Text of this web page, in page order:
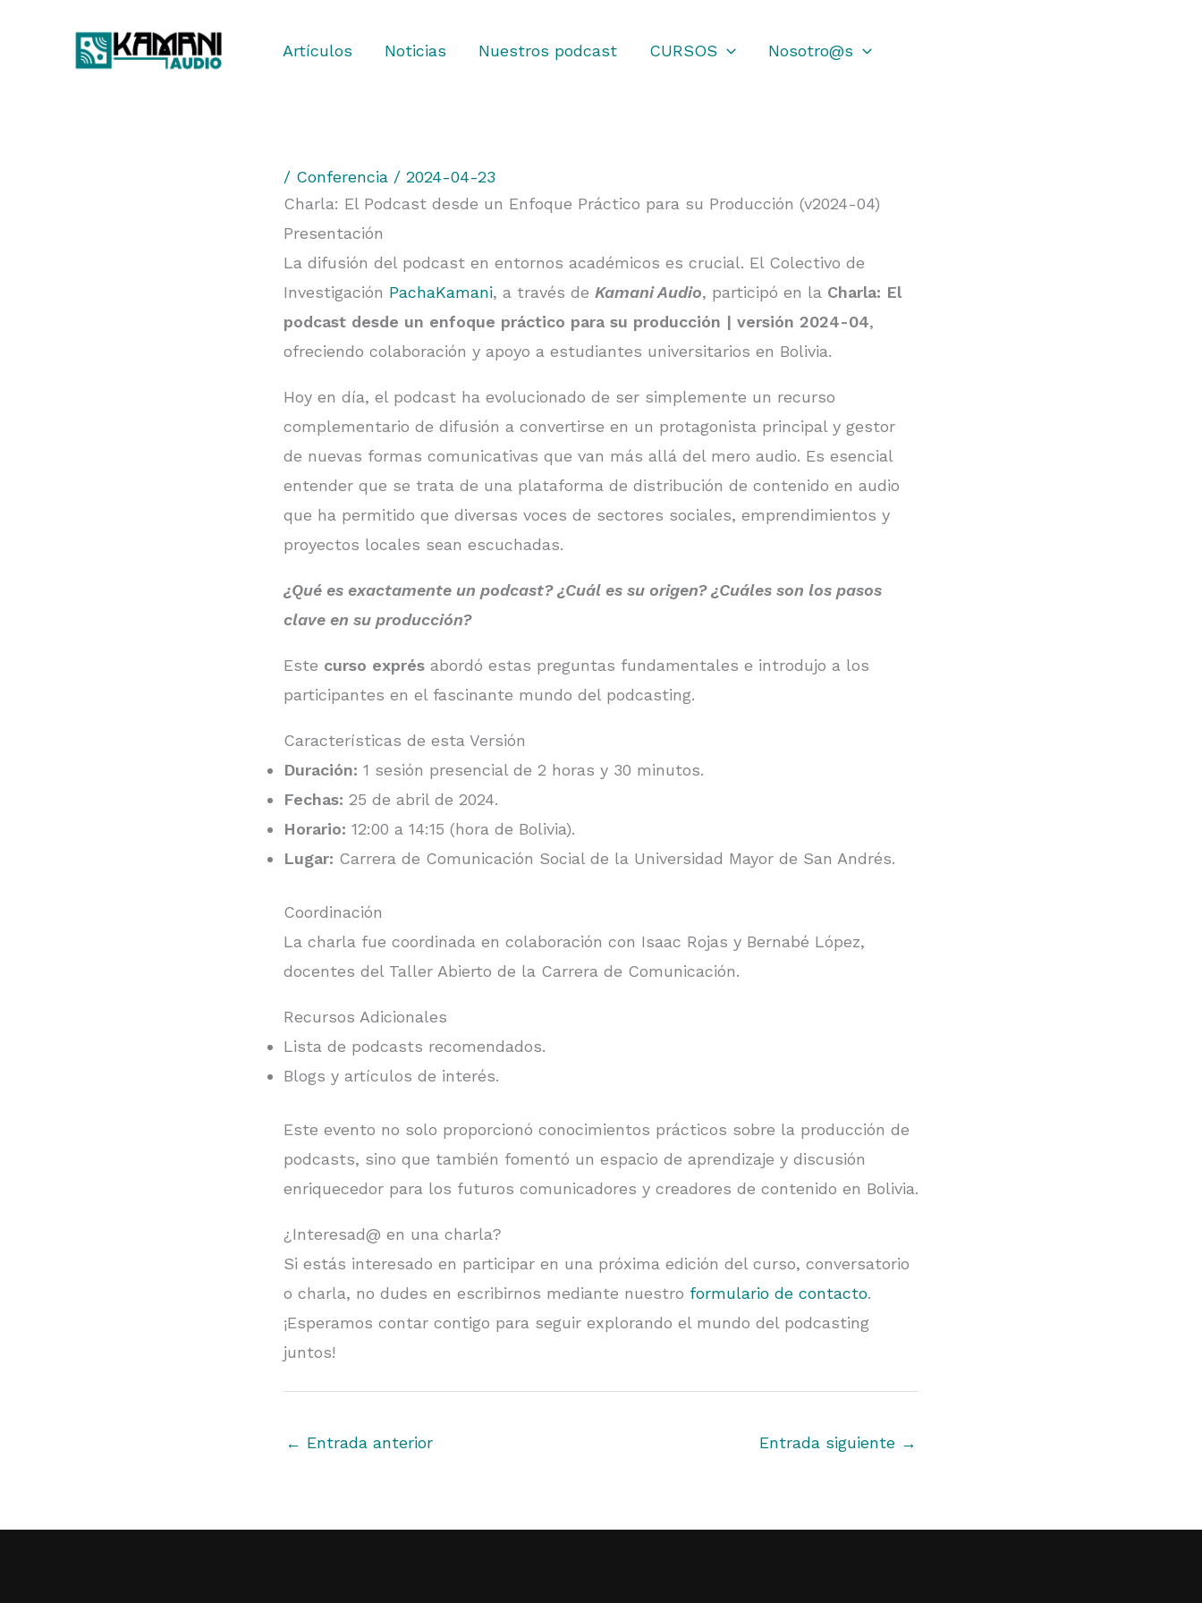
Artículos Noticias Nuestros podcast CURSOS Nosotro@s
/ Conferencia / 2024-04-23
Charla: El Podcast desde un Enfoque Práctico para su Producción (v2024-04)
Presentación
La difusión del podcast en entornos académicos es crucial. El Colectivo de
Investigación PachaKamani, a través de Kamani Audio, participó en la Charla: El
podcast desde un enfoque práctico para su producción | versión 2024-04,
ofreciendo colaboración y apoyo a estudiantes universitarios en Bolivia.
Hoy en día, el podcast ha evolucionado de ser simplemente un recurso
complementario de difusión a convertirse en un protagonista principal y gestor
de nuevas formas comunicativas que van más allá del mero audio. Es esencial
entender que se trata de una plataforma de distribución de contenido en audio
que ha permitido que diversas voces de sectores sociales, emprendimientos y
proyectos locales sean escuchadas.
¿Qué es exactamente un podcast? ¿Cuál es su origen? ¿Cuáles son los pasos
clave en su producción?
Este curso exprés abordó estas preguntas fundamentales e introdujo a los
participantes en el fascinante mundo del podcasting.
Características de esta Versión
Duración: 1 sesión presencial de 2 horas y 30 minutos.
Fechas: 25 de abril de 2024.
Horario: 12:00 a 14:15 (hora de Bolivia).
Lugar: Carrera de Comunicación Social de la Universidad Mayor de San Andrés.
Coordinación
La charla fue coordinada en colaboración con Isaac Rojas y Bernabé López,
docentes del Taller Abierto de la Carrera de Comunicación.
Recursos Adicionales
Lista de podcasts recomendados.
Blogs y artículos de interés.
Este evento no solo proporcionó conocimientos prácticos sobre la producción de
podcasts, sino que también fomentó un espacio de aprendizaje y discusión
enriquecedor para los futuros comunicadores y creadores de contenido en Bolivia.
¿Interesad@ en una charla?
Si estás interesado en participar en una próxima edición del curso, conversatorio
o charla, no dudes en escribirnos mediante nuestro formulario de contacto.
¡Esperamos contar contigo para seguir explorando el mundo del podcasting
juntos!
← Entrada anterior Entrada siguiente →